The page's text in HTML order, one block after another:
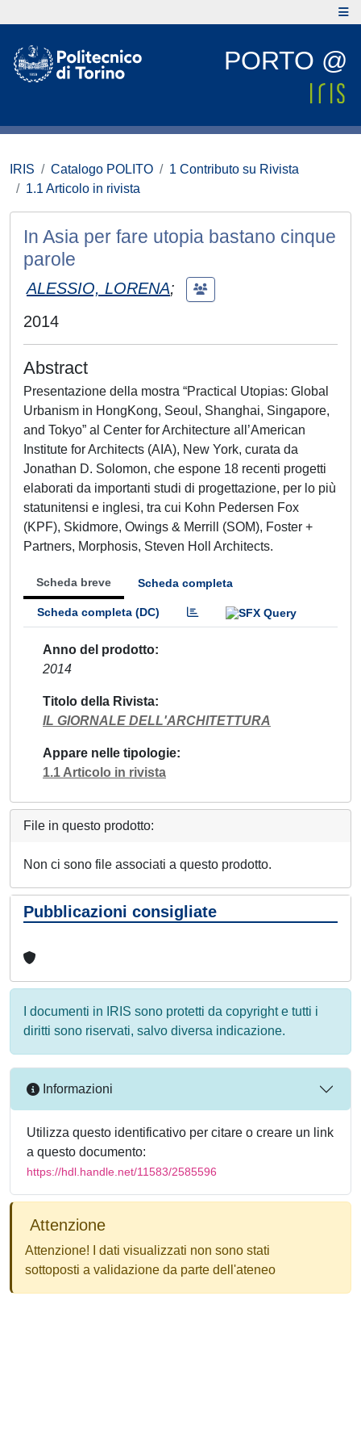
PORTO @
IRIS Catalogo POLITO
1 Contributo su Rivista
1.1 Articolo in rivista
In Asia per fare utopia bastano cinque
parole
ALESSIO, LORENA;
2014
Abstract
Presentazione della mostra “Practical Utopias: Global
Urbanism in HongKong, Seoul, Shanghai, Singapore,
and Tokyo” al Center for Architecture all’American
Institute for Architects (AIA), New York, curata da
Jonathan D. Solomon, che espone 18 recenti progetti
elaborati da importanti studi di progettazione, per lo più
statunitensi e inglesi, tra cui Kohn Pedersen Fox
(KPF), Skidmore, Owings & Merrill (SOM), Foster +
Partners, Morphosis, Steven Holl Architects.
Scheda breve Scheda completa
Scheda completa (DC)
Anno del prodotto
2014
Titolo della Rivista
IL GIORNALE DELL'ARCHITETTURA
Appare nelle tipologie
1.1 Articolo in rivista
File in questo prodotto:
Non ci sono file associati a questo prodotto.
Pubblicazioni consigliate
I documenti in IRIS sono protetti da copyright e tutti i
diritti sono riservati, salvo diversa indicazione.
Informazioni
Utilizza questo identificativo per citare o creare un link
a questo documento:
https://hdl.handle.net/11583/2585596
Attenzione
Attenzione! I dati visualizzati non sono stati
sottoposti a validazione da parte dell'ateneo